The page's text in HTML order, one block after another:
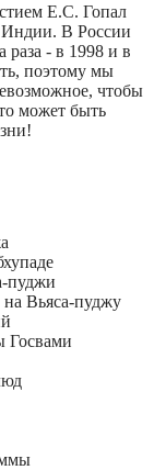
Е.С. Гопал
В России
раза - в 1998 и в
поэтому мы
чтобы
может быть
пуджи
Вьяса-пуджу
Госвами